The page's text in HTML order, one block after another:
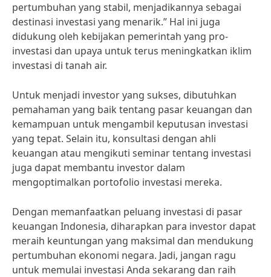
pertumbuhan yang stabil, menjadikannya sebagai
destinasi investasi yang menarik.” Hal ini juga
didukung oleh kebijakan pemerintah yang pro-
investasi dan upaya untuk terus meningkatkan iklim
investasi di tanah air.
Untuk menjadi investor yang sukses, dibutuhkan
pemahaman yang baik tentang pasar keuangan dan
kemampuan untuk mengambil keputusan investasi
yang tepat. Selain itu, konsultasi dengan ahli
keuangan atau mengikuti seminar tentang investasi
juga dapat membantu investor dalam
mengoptimalkan portofolio investasi mereka.
Dengan memanfaatkan peluang investasi di pasar
keuangan Indonesia, diharapkan para investor dapat
meraih keuntungan yang maksimal dan mendukung
pertumbuhan ekonomi negara. Jadi, jangan ragu
untuk memulai investasi Anda sekarang dan raih